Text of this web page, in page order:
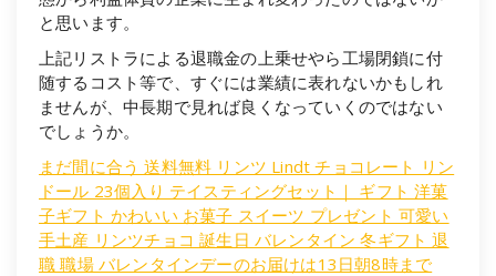
と思います。
上記リストラによる退職金の上乗せやら工場閉鎖に付
随するコスト等で、すぐには業績に表れないかもしれ
ませんが、中長期で見れば良くなっていくのではない
でしょうか。
まだ間に合う 送料無料 リンツ Lindt チョコレート リン
ドール 23個入り テイスティングセット｜ ギフト 洋菓
子ギフト かわいい お菓子 スイーツ プレゼント 可愛い
手土産 リンツチョコ 誕生日 バレンタイン 冬ギフト 退
職 職場 バレンタインデーのお届けは13日朝8時まで